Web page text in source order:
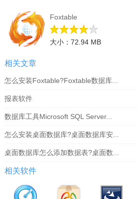
Foxtable
大小：72.94 MB
相关文章
怎么安装Foxtable?Foxtable数据库...
报表软件
数据库工具Microsoft SQL Server...
怎么安装桌面数据库?桌面数据库安...
桌面数据库怎么添加数据表?桌面数...
相关软件